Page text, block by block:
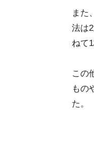
また
法は
ねて
この
もの
た。